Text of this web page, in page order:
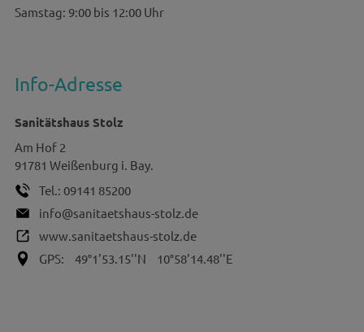
Samstag: 9:00 bis 12:00 Uhr
Info-Adresse
Sanitätshaus Stolz
Am Hof 2
91781 Weißenburg i. Bay.
Tel.: 09141 85200
info@sanitaetshaus-stolz.de
www.sanitaetshaus-stolz.de
GPS:
49°1'53.15''N 10°58'14.48''E